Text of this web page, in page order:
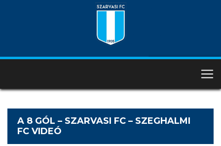
A 8 GÓL – SZARVASI FC – SZEGHALMI
FC VIDEÓ